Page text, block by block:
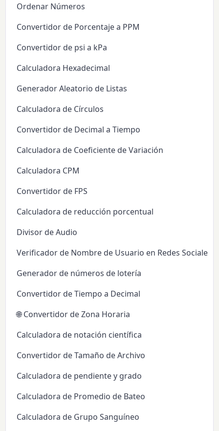
Ordenar Números
Convertidor de Porcentaje a PPM
Convertidor de psi a kPa
Calculadora Hexadecimal
Generador Aleatorio de Listas
Calculadora de Círculos
Convertidor de Decimal a Tiempo
Calculadora de Coeficiente de Variación
Calculadora CPM
Convertidor de FPS
Calculadora de reducción porcentual
Divisor de Audio
Verificador de Nombre de Usuario en Redes Sociales
Generador de números de lotería
Convertidor de Tiempo a Decimal
🌐 Convertidor de Zona Horaria
Calculadora de notación científica
Convertidor de Tamaño de Archivo
Calculadora de pendiente y grado
Calculadora de Promedio de Bateo
Calculadora de Grupo Sanguíneo